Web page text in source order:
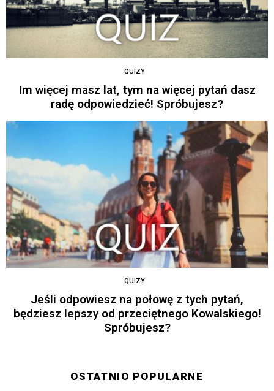
QUIZY
Im więcej masz lat, tym na więcej pytań dasz
radę odpowiedzieć! Spróbujesz?
QUIZY
Jeśli odpowiesz na połowę z tych pytań,
będziesz lepszy od przeciętnego Kowalskiego!
Spróbujesz?
OSTATNIO POPULARNE